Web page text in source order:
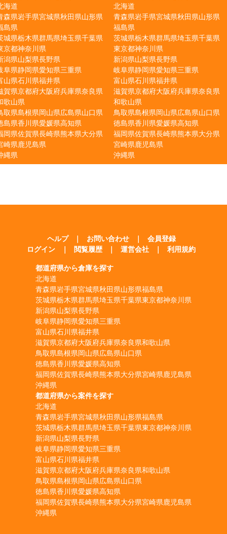
海道
森県岩手県宮城県秋田県山形県
島県
城県栃木県群馬県埼玉県千葉県
京都神奈川県
潟県山梨県長野県
阜県静岡県愛知県三重県
山県石川県福井県
賀県京都府大阪府兵庫県奈良県
歌山県
取県島根県岡山県広島県山口県
島県香川県愛媛県高知県
岡県佐賀県長崎県熊本県大分県
崎県鹿児島県
縄県
北海道
青森県岩手県宮城県秋田県山形県
福島県
茨城県栃木県群馬県埼玉県千葉県
東京都神奈川県
新潟県山梨県長野県
岐阜県静岡県愛知県三重県
富山県石川県福井県
滋賀県京都府大阪府兵庫県奈良県
和歌山県
鳥取県島根県岡山県広島県山口県
徳島県香川県愛媛県高知県
福岡県佐賀県長崎県熊本県大分県
宮崎県鹿児島県
沖縄県
ヘルプ ｜ お問い合わせ ｜
会員登録
ログイン
｜ 閲覧履歴 ｜ 運営会社 ｜ 利用規約
都道府県から倉庫を探す
北海道
青森県岩手県宮城県秋田県山形県福島県
茨城県栃木県群馬県埼玉県千葉県東京都神奈川県
新潟県山梨県長野県
岐阜県静岡県愛知県三重県
富山県石川県福井県
滋賀県京都府大阪府兵庫県奈良県和歌山県
鳥取県島根県岡山県広島県山口県
徳島県香川県愛媛県高知県
福岡県佐賀県長崎県熊本県大分県宮崎県鹿児島県
沖縄県
都道府県から案件を探す
北海道
青森県岩手県宮城県秋田県山形県福島県
茨城県栃木県群馬県埼玉県千葉県東京都神奈川県
新潟県山梨県長野県
岐阜県静岡県愛知県三重県
富山県石川県福井県
滋賀県京都府大阪府兵庫県奈良県和歌山県
鳥取県島根県岡山県広島県山口県
徳島県香川県愛媛県高知県
福岡県佐賀県長崎県熊本県大分県宮崎県鹿児島県
沖縄県